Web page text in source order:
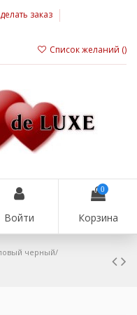
заказ
Список желаний ()
Войти
0
Корзина
черный/